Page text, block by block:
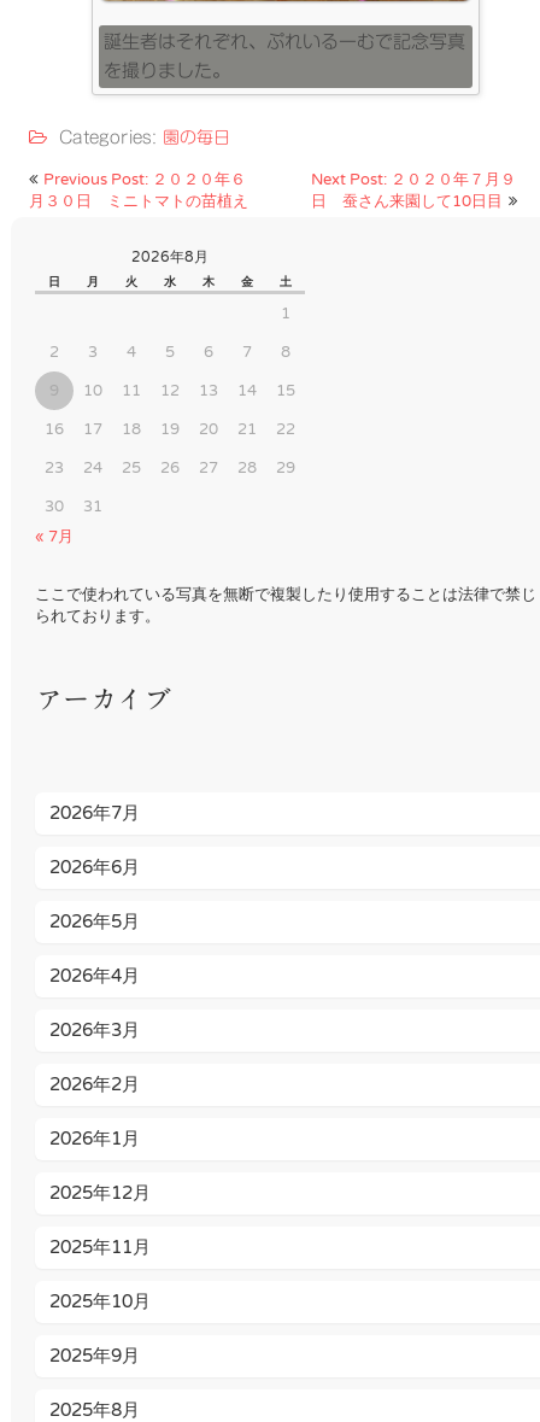
誕生者はそれぞれ、ぷれいるーむで記念写真
を撮りました。
Categories: 園の毎日
投
稿
ビ
ー
シ
ョ
ン
Previous Post: ２０２０年６
月３０日 ミニトマトの苗植え
Next Post: ２０２０年７月９
日 蚕さん来園して10日目
2026年8月
日 月 火 水 木 金 土
1
2
3 4 5 6 7
8
9
10 11 12 13 14
15
16
17 18 19 20 21
22
23
24 25 26 27 28
29
30
31
« 7月
ここで使われている写真を無断で複製したり使用することは法律で禁じ
られております。
アーカイブ
2026年7月
2026年6月
2026年5月
2026年4月
2026年3月
2026年2月
2026年1月
2025年12月
2025年11月
2025年10月
2025年9月
2025年8月